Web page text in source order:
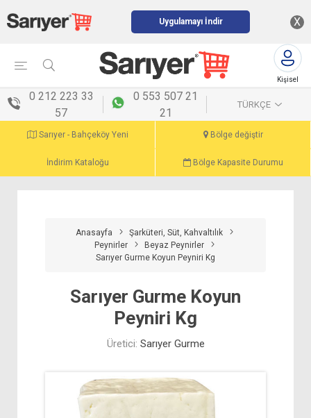
Uygulamayı İndir X
Kişisel
0 212 223 33
57
0 553 507 21
21
TÜRKÇE
Sarıyer - Bahçeköy Yeni Bölge değiştir
İndirim Kataloğu Bölge Kapasite Durumu
Anasayfa
Şarküteri, Süt, Kahvaltılık
Peynirler
Beyaz Peynirler
Sarıyer Gurme Koyun Peyniri Kg
Sarıyer Gurme Koyun
Peyniri Kg
Üretici: Sarıyer Gurme